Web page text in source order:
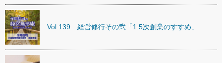
Vol.139 経営修行その弐「1.5次創業のすすめ」